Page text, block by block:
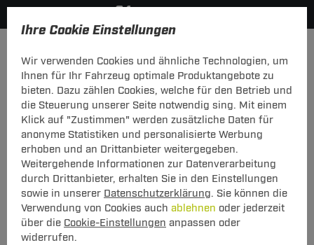
Ihre Cookie Einstellungen
Wir verwenden Cookies und ähnliche Technologien, um
Ihnen für Ihr Fahrzeug optimale Produktangebote zu
bieten. Dazu zählen Cookies, welche für den Betrieb und
die Steuerung unserer Seite notwendig sing. Mit einem
Klick auf "Zustimmen" werden zusätzliche Daten für
anonyme Statistiken und personalisierte Werbung
erhoben und an Drittanbieter weitergegeben.
Weitergehende Informationen zur Datenverarbeitung
durch Drittanbieter, erhalten Sie in den Einstellungen
sowie in unserer Datenschutzerklärung. Sie können die
Verwendung von Cookies auch ablehnen oder jederzeit
über die Cookie-Einstellungen anpassen oder
widerrufen.
Mein Konto
Falls Sie schon Kunde bei uns sind, melden Sie sich bitte
hier mit Ihrer E-Mail-Adresse und Ihrem Passwort an.
Ich bin bereits Kunde
Bitte mit E-Mail-Adresse und Passwort hier anmelden.
E-Mail: